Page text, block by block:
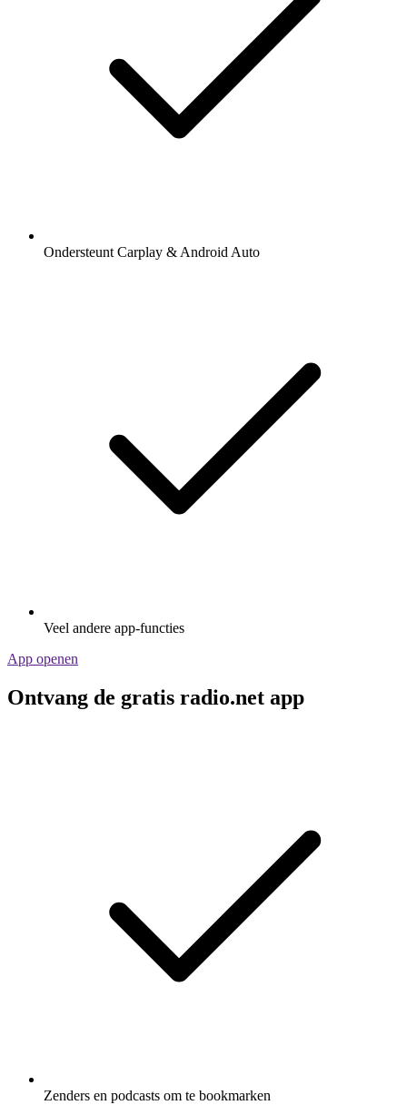
Ondersteunt Carplay & Android Auto
Veel andere app-functies
App openen
Ontvang de gratis radio.net app
Zenders en podcasts om te bookmarken